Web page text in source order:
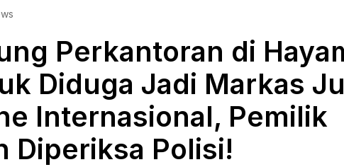
Perkantoran di
Diduga Jadi Markas
Internasional, Pemilik
Diperiksa Polisi!